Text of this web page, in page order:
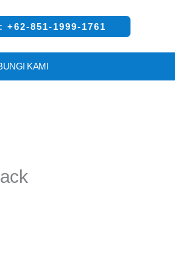
+62-851-1999-1761
KAMI